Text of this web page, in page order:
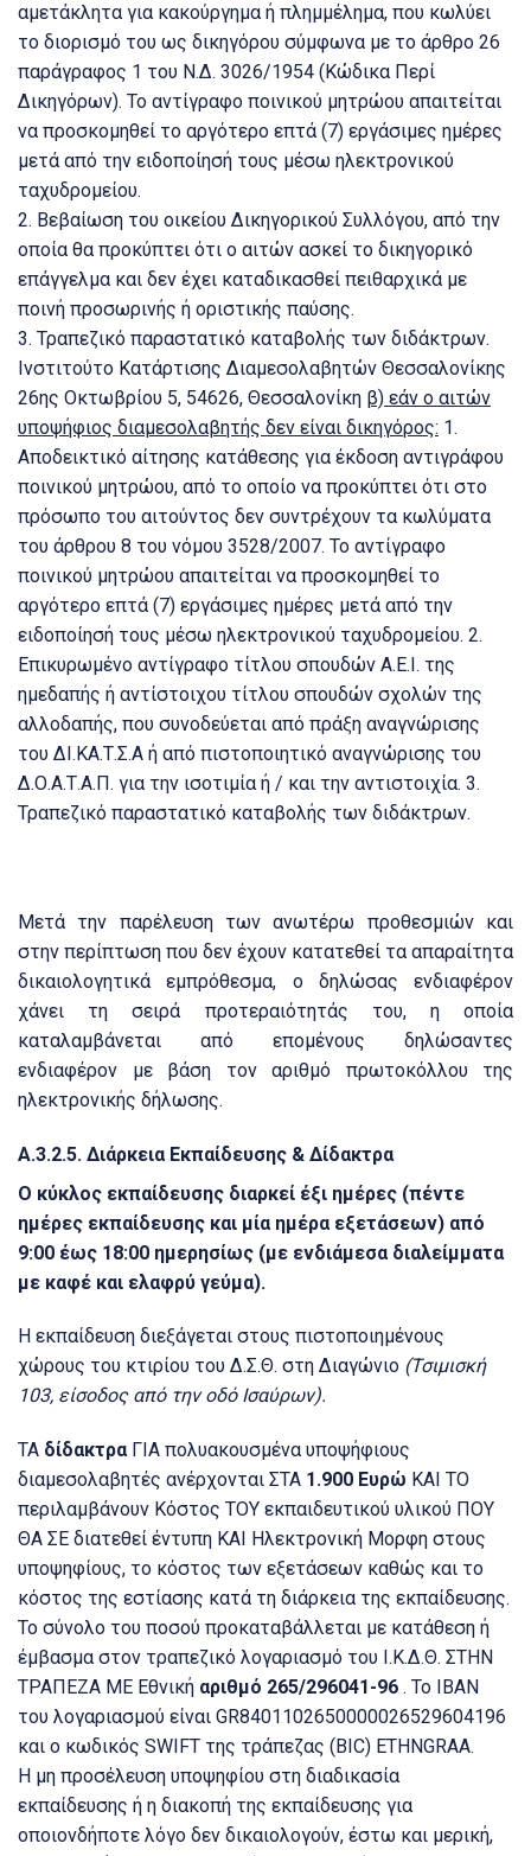
αμετάκλητα για κακούργημα ή πλημμέλημα, που κωλύει
το διορισμό του ως δικηγόρου σύμφωνα με το άρθρο 26
παράγραφος 1 του Ν.Δ. 3026/1954 (Κώδικα Περί
Δικηγόρων). Το αντίγραφο ποινικού μητρώου απαιτείται
να προσκομηθεί το αργότερο επτά (7) εργάσιμες ημέρες
μετά από την ειδοποίησή τους μέσω ηλεκτρονικού
ταχυδρομείου.
2. Βεβαίωση του οικείου Δικηγορικού Συλλόγου, από την
οποία θα προκύπτει ότι ο αιτών ασκεί το δικηγορικό
επάγγελμα και δεν έχει καταδικασθεί πειθαρχικά με
ποινή προσωρινής ή οριστικής παύσης.
3. Τραπεζικό παραστατικό καταβολής των διδάκτρων.
Ινστιτούτο Κατάρτισης Διαμεσολαβητών Θεσσαλονίκης
26ης Οκτωβρίου 5, 54626, Θεσσαλονίκη β) εάν ο αιτών
υποψήφιος διαμεσολαβητής δεν είναι δικηγόρος: 1.
Αποδεικτικό αίτησης κατάθεσης για έκδοση αντιγράφου
ποινικού μητρώου, από το οποίο να προκύπτει ότι στο
πρόσωπο του αιτούντος δεν συντρέχουν τα κωλύματα
του άρθρου 8 του νόμου 3528/2007. Το αντίγραφο
ποινικού μητρώου απαιτείται να προσκομηθεί το
αργότερο επτά (7) εργάσιμες ημέρες μετά από την
ειδοποίησή τους μέσω ηλεκτρονικού ταχυδρομείου. 2.
Επικυρωμένο αντίγραφο τίτλου σπουδών Α.Ε.Ι. της
ημεδαπής ή αντίστοιχου τίτλου σπουδών σχολών της
αλλοδαπής, που συνοδεύεται από πράξη αναγνώρισης
του ΔΙ.ΚΑ.Τ.Σ.Α ή από πιστοποιητικό αναγνώρισης του
Δ.Ο.Α.Τ.Α.Π. για την ισοτιμία ή / και την αντιστοιχία. 3.
Τραπεζικό παραστατικό καταβολής των διδάκτρων.
Μετά την παρέλευση των ανωτέρω προθεσμιών και
στην περίπτωση που δεν έχουν κατατεθεί τα απαραίτητα
δικαιολογητικά εμπρόθεσμα, ο δηλώσας ενδιαφέρον
χάνει τη σειρά προτεραιότητάς του, η οποία
καταλαμβάνεται από επομένους δηλώσαντες
ενδιαφέρον με βάση τον αριθμό πρωτοκόλλου της
ηλεκτρονικής δήλωσης.
Α.3.2.5. Διάρκεια Εκπαίδευσης & Δίδακτρα
Ο κύκλος εκπαίδευσης διαρκεί έξι ημέρες (πέντε
ημέρες εκπαίδευσης και μία ημέρα εξετάσεων) από
9:00 έως 18:00 ημερησίως (με ενδιάμεσα διαλείμματα
με καφέ και ελαφρύ γεύμα).
Η εκπαίδευση διεξάγεται στους πιστοποιημένους
χώρους του κτιρίου του Δ.Σ.Θ. στη Διαγώνιο (Τσιμισκή
103, είσοδος από την οδό Ισαύρων).
ΤΑ δίδακτραΓΙΑ πολυακουσμένα υποψήφιους
διαμεσολαβητές ανέρχονται ΣΤΑ 1.900 Ευρώ ΚΑΙ ΤΟ
περιλαμβάνουν Κόστος ΤΟΥ εκπαιδευτικού υλικού ΠΟΥ
ΘΑ ΣΕ διατεθεί έντυπη ΚΑΙ Ηλεκτρονική Μορφη στους
υποψηφίους, το κόστος των εξετάσεων καθώς και το
κόστος της εστίασης κατά τη διάρκεια της εκπαίδευσης.
Το σύνολο του ποσού προκαταβάλλεται με κατάθεση ή
έμβασμα στον τραπεζικό λογαριασμό του Ι.Κ.Δ.Θ. ΣΤΗΝ
ΤΡΑΠΕΖΑ ΜΕ Εθνική αριθμό 265/296041-96 . Το ΙΒΑΝ
του λογαριασμού είναι GR8401102650000026529604196
και ο κωδικός SWIFT της τράπεζας (BIC) ETHNGRAA.
Η μη προσέλευση υποψηφίου στη διαδικασία
εκπαίδευσης ή η διακοπή της εκπαίδευσης για
οποιονδήποτε λόγο δεν δικαιολογούν, έστω και μερική,